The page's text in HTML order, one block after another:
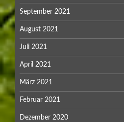
September 2021
August 2021
Juli 2021
April 2021
März 2021
Februar 2021
Dezember 2020